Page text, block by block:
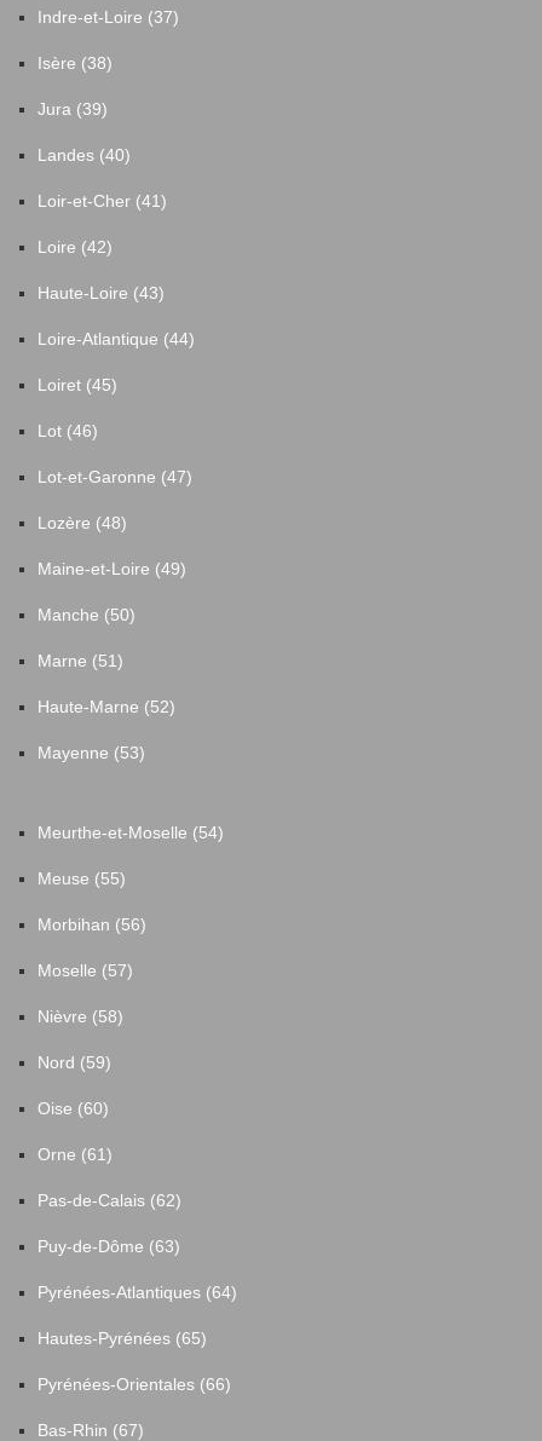
Indre-et-Loire (37)
Isère (38)
Jura (39)
Landes (40)
Loir-et-Cher (41)
Loire (42)
Haute-Loire (43)
Loire-Atlantique (44)
Loiret (45)
Lot (46)
Lot-et-Garonne (47)
Lozère (48)
Maine-et-Loire (49)
Manche (50)
Marne (51)
Haute-Marne (52)
Mayenne (53)
Meurthe-et-Moselle (54)
Meuse (55)
Morbihan (56)
Moselle (57)
Nièvre (58)
Nord (59)
Oise (60)
Orne (61)
Pas-de-Calais (62)
Puy-de-Dôme (63)
Pyrénées-Atlantiques (64)
Hautes-Pyrénées (65)
Pyrénées-Orientales (66)
Bas-Rhin (67)